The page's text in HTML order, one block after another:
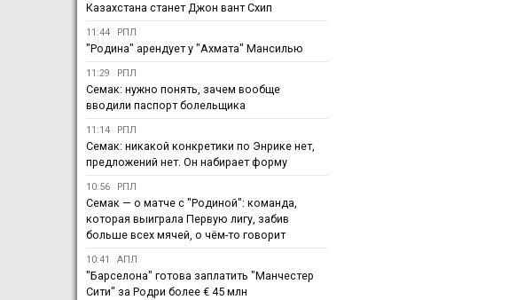
Казахстана станет Джон вант Схип
11:44 РПЛ
"Родина" арендует у "Ахмата" Мансилью
11:29 РПЛ
Семак: нужно понять, зачем вообще
вводили паспорт болельщика
11:14 РПЛ
Семак: никакой конкретики по Энрике нет,
предложений нет. Он набирает форму
10:56 РПЛ
Семак — о матче с "Родиной": команда,
которая выиграла Первую лигу, забив
больше всех мячей, о чём-то говорит
10:41 АПЛ
"Барселона" готова заплатить "Манчестер
Сити" за Родри более € 45 млн